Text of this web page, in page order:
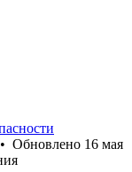
• Обновлено 16 мая